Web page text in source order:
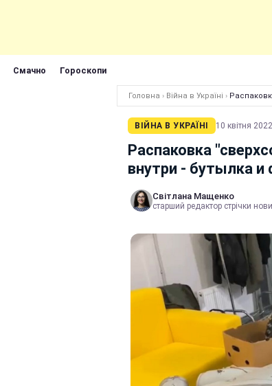
Смачно Гороскопи
Головна › Війна в Україні ›
ВІЙНА В УКРАЇНІ 10 квітня
Распаковка
внутри - бутылка и
Світлана Мащенко
старший редактор стрічки